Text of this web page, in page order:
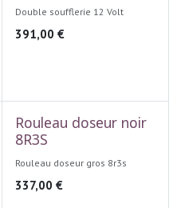
Double soufflerie 12 Volt
391,00 €
Rouleau doseur noir
8R3S
Rouleau doseur gros 8r3s
337,00 €